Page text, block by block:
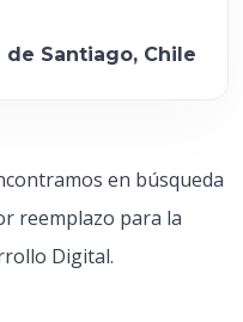
Santiago, Chile
en búsqueda
reemplazo para la
Digital.